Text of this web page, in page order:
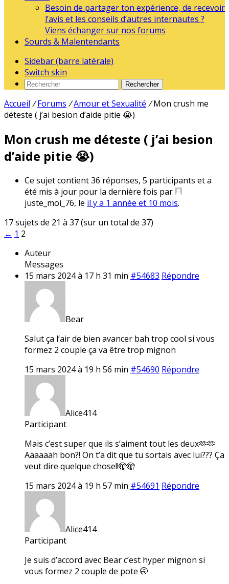
Besoin de partager ton expérience, de recevoir
l’avis et les conseils d’autres internautes ?
Viens échanger sur nos forums
Sourds & Malentendants
Sidebar (barre latérale)
Switch skin
Rechercher
Accueil / Forums /Amour et Sexualité / Mon crush me
déteste ( j’ai besion d’aide pitie 😭)
Mon crush me déteste ( j’ai besion
d’aide pitie 😭)
Ce sujet contient 36 réponses, 5 participants et a
été mis à jour pour la dernière fois par
juste_moi_76, le il y a 1 année et 10 mois.
17 sujets de 21 à 37 (sur un total de 37)
← 1 2
Auteur
Messages
15 mars 2024 à 17 h 31 min #54683 Répondre
Bear
Salut ça l’air de bien avancer bah trop cool si vous
formez 2 couple ça va être trop mignon
15 mars 2024 à 19 h 56 min #54690 Répondre
Alice414
Participant
Mais c’est super que ils s’aiment tout les deux🫶🫶
Aaaaaah bon?! On t’a dit que tu sortais avec lui??? Ça
veut dire quelque chose!!🫣🫣
15 mars 2024 à 19 h 57 min #54691 Répondre
Alice414
Participant
Je suis d’accord avec Bear c’est hyper mignon si
vous formez 2 couple de pote 🤭